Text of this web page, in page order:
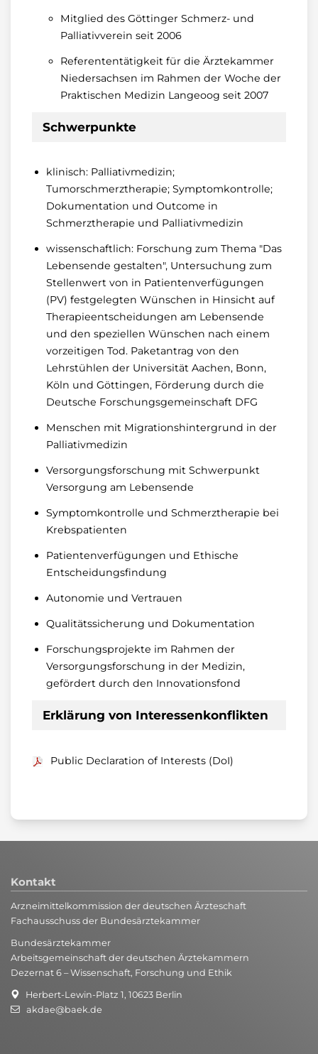
Mitglied des Göttinger Schmerz- und
Palliativverein seit 2006
Referententätigkeit für die Ärztekammer
Niedersachsen im Rahmen der Woche der
Praktischen Medizin Langeoog seit 2007
Schwerpunkte
klinisch: Palliativmedizin;
Tumorschmerztherapie; Symptomkontrolle;
Dokumentation und Outcome in
Schmerztherapie und Palliativmedizin
wissenschaftlich: Forschung zum Thema "Das
Lebensende gestalten", Untersuchung zum
Stellenwert von in Patientenverfügungen
(PV) festgelegten Wünschen in Hinsicht auf
Therapieentscheidungen am Lebensende
und den speziellen Wünschen nach einem
vorzeitigen Tod. Paketantrag von den
Lehrstühlen der Universität Aachen, Bonn,
Köln und Göttingen, Förderung durch die
Deutsche Forschungsgemeinschaft DFG
Menschen mit Migrationshintergrund in der
Palliativmedizin
Versorgungsforschung mit Schwerpunkt
Versorgung am Lebensende
Symptomkontrolle und Schmerztherapie bei
Krebspatienten
Patientenverfügungen und Ethische
Entscheidungsfindung
Autonomie und Vertrauen
Qualitätssicherung und Dokumentation
Forschungsprojekte im Rahmen der
Versorgungsforschung in der Medizin,
gefördert durch den Innovationsfond
Erklärung von Interessenkonflikten
Public Declaration of Interests (DoI)
Kontakt
Arzneimittelkommission der deutschen Ärzteschaft
Fachausschuss der Bundesärztekammer
Bundesärztekammer
Arbeitsgemeinschaft der deutschen Ärztekammern
Dezernat 6 – Wissenschaft, Forschung und Ethik
Herbert-Lewin-Platz 1, 10623 Berlin
akdae@baek.de